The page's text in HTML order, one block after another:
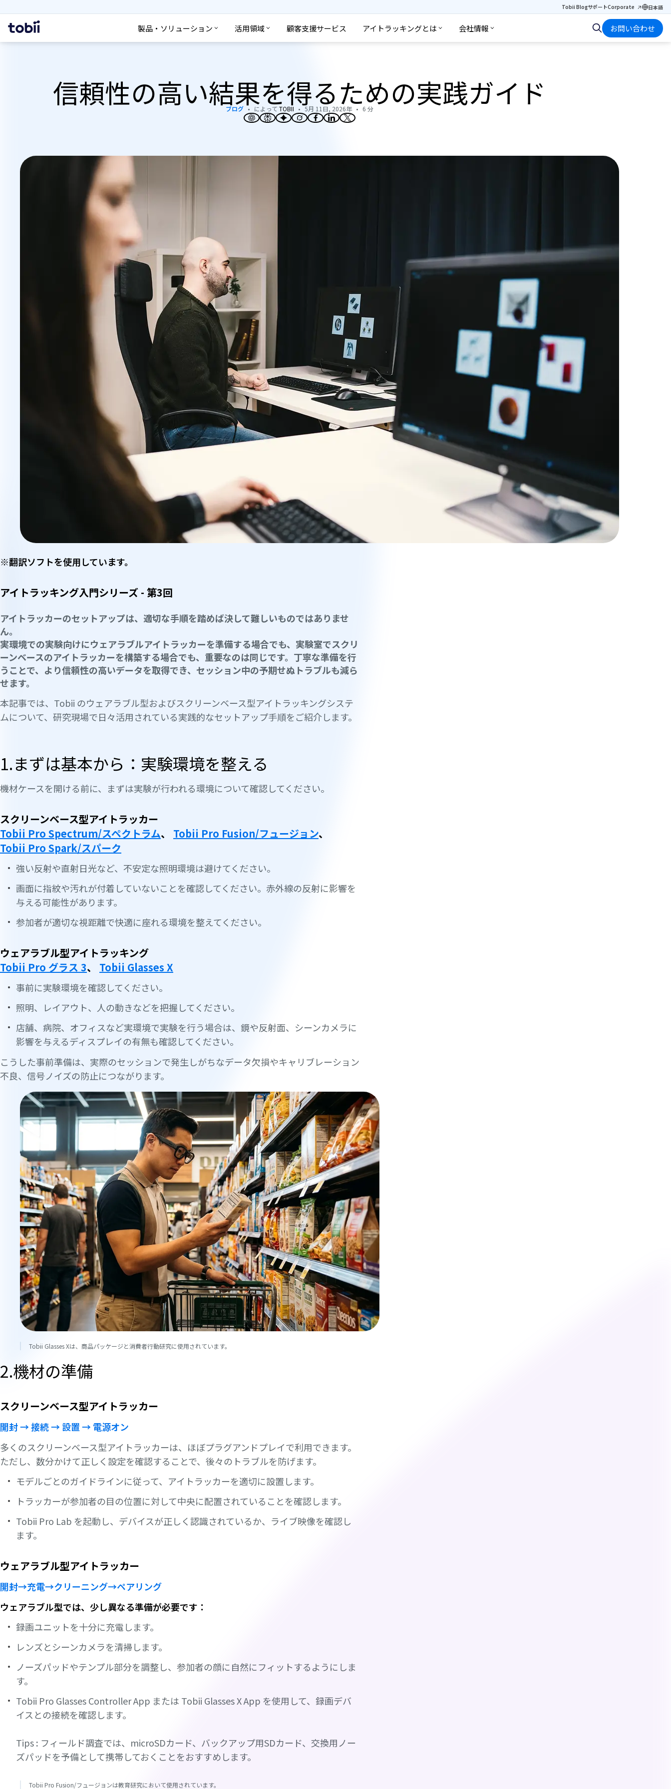
Tobii BlogサポートCorporate 日本語
ホ
ー
製品・ソリューション 活用領域 顧客支援サービス アイトラッキングとは 会社情報
検索 お問い合わせ
信頼性の高い結果を得るための実践ガイド
ブログ によって TOBII 5月 11日, 2026年 6 分
※翻訳ソフトを使用しています。
アイトラッキング入門シリーズ - 第3回
アイトラッカーのセットアップは、適切な手順を踏めば決して難しいものではありませ
ん。
実環境での実験向けにウェアラブルアイトラッカーを準備する場合でも、実験室でスクリ
ーンベースのアイトラッカーを構築する場合でも、重要なのは同じです。丁寧な準備を行
うことで、より信頼性の高いデータを取得でき、セッション中の予期せぬトラブルも減ら
せます。
本記事では、Tobii のウェアラブル型およびスクリーンベース型アイトラッキングシステ
ムについて、研究現場で日々活用されている実践的なセットアップ手順をご紹介します。
1.まずは基本から：実験環境を整える
機材ケースを開ける前に、まずは実験が行われる環境について確認してください。
スクリーンベース型アイトラッカー
Tobii Pro Spectrum/スペクトラム、 Tobii Pro Fusion/フュージョン、
Tobii Pro Spark/スパーク
強い反射や直射日光など、不安定な照明環境は避けてください。
画面に指紋や汚れが付着していないことを確認してください。赤外線の反射に影響を
与える可能性があります。
参加者が適切な視距離で快適に座れる環境を整えてください。
ウェアラブル型アイトラッキング
Tobii Pro グラス 3、 Tobii Glasses X
事前に実験環境を確認してください。
照明、レイアウト、人の動きなどを把握してください。
店舗、病院、オフィスなど実環境で実験を行う場合は、鏡や反射面、シーンカメラに
影響を与えるディスプレイの有無も確認してください。
こうした事前準備は、実際のセッションで発生しがちなデータ欠損やキャリブレーション
不良、信号ノイズの防止につながります。
Tobii Glasses Xは、商品パッケージと消費者行動研究に使用されています。
2.機材の準備
スクリーンベース型アイトラッカー
開封 → 接続 → 設置 → 電源オン
多くのスクリーンベース型アイトラッカーは、ほぼプラグアンドプレイで利用できます。
ただし、数分かけて正しく設定を確認することで、後々のトラブルを防げます。
モデルごとのガイドラインに従って、アイトラッカーを適切に設置します。
トラッカーが参加者の目の位置に対して中央に配置されていることを確認します。
Tobii Pro Lab を起動し、デバイスが正しく認識されているか、ライブ映像を確認し
ます。
ウェアラブル型アイトラッカー
開封→充電→クリーニング→ペアリング
ウェアラブル型では、少し異なる準備が必要です ：
録画ユニットを十分に充電します。
レンズとシーンカメラを清掃します。
ノーズパッドやテンプル部分を調整し、参加者の顔に自然にフィットするようにしま
す。
Tobii Pro Glasses Controller App または Tobii Glasses X App を使用して、録画デバ
イスとの接続を確認します。
Tips: フィールド調査では、microSDカード、バックアップ用SDカード、交換用ノー
ズパッドを予備として携帯しておくことをおすすめします。
Tobii Pro Fusion/フュージョンは教育研究において使用されています。